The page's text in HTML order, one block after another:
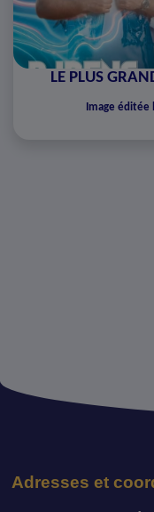
LE PLUS
Image
Adresses et